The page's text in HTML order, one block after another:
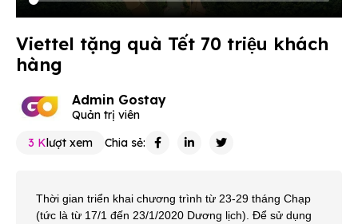
Viettel tặng quà Tết 70 triệu khách
hàng
Admin Gostay
Quản trị viên
3 K lượt xem Chia sẻ:
Thời gian triển khai chương trình từ 23-29 tháng Chạp
(tức là từ 17/1 đến 23/1/2020 Dương lịch). Để sử dụng